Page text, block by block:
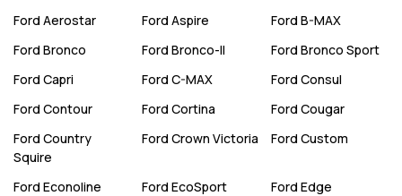
Ford Aerostar Ford Aspire Ford B-MAX
Ford Bronco Ford Bronco-II Ford Bronco Sport
Ford Capri Ford C-MAX Ford Consul
Ford Contour Ford Cortina Ford Cougar
Ford Country
Squire
Ford Crown Victoria Ford Custom
Ford Econoline Ford EcoSport Ford Edge